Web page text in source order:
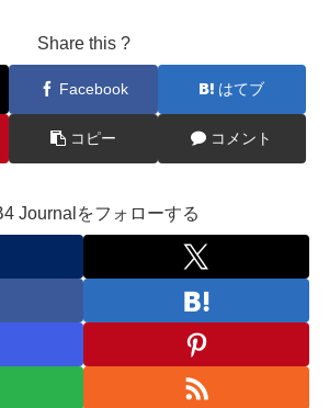
Share this ?
Facebook はてブ
コピー コメント
Journalをフォローする